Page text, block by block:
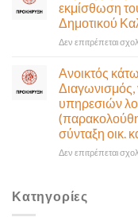
εκμίσθωση
Δημοτικού
Δεν επιτρέπεται
Ανοικτός
Διαγωνισμός,
υπηρεσιών
σύνταξη οικ.
Δεν επιτρέπεται
Κατηγορίες